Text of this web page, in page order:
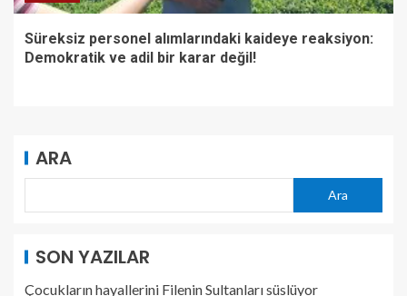
Süreksiz personel alımlarındaki kaideye reaksiyon:
Demokratik ve adil bir karar değil!
ARA
Ara
SON YAZILAR
Çocukların hayallerini Filenin Sultanları süslüyor